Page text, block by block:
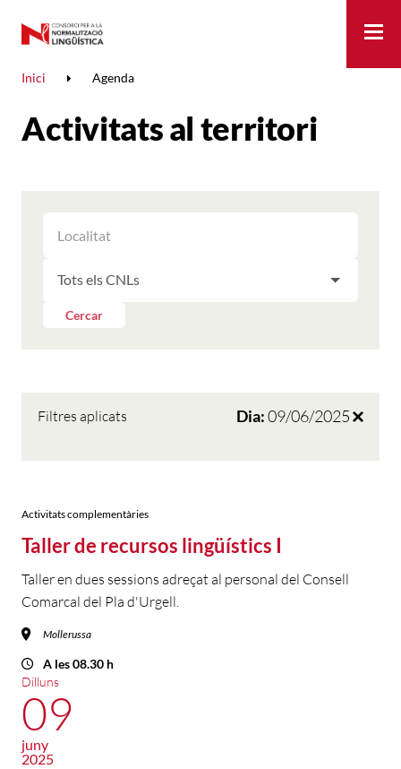
Inici Agenda
Activitats al territori
ELS
RESULTATS
LES
PER
LES
Cercar
Filtres aplicats Dia:09/06/2025
Activitats complementàries
Taller de recursos lingüístics I
Taller en dues sessions adreçat al personal del Consell
Comarcal del Pla d'Urgell.
Mollerussa
A les 08.30 h
Dilluns
09
juny
2025